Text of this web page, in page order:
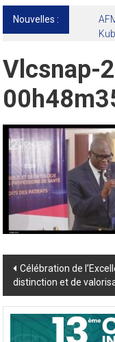
Nouvelles :
Vlcsnap-
Post
navigation
Célébration de
distinction et de